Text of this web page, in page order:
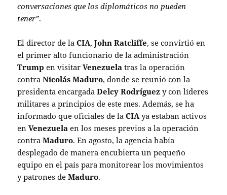
conversaciones que los diplomáticos no pueden
tener”.
El director de laCIA,John Ratcliffe, se convirtió en
el primer alto funcionario de la administración
Trump en visitarVenezuela tras la operación
contraNicolás Maduro, donde se reunió con la
presidenta encargadaDelcy Rodríguez y con líderes
militares a principios de este mes. Además, se ha
informado que oficiales de laCIA ya estaban activos
enVenezuela en los meses previos a la operación
contraMaduro. En agosto, la agencia había
desplegado de manera encubierta un pequeño
equipo en el país para monitorear los movimientos
y patrones deMaduro.